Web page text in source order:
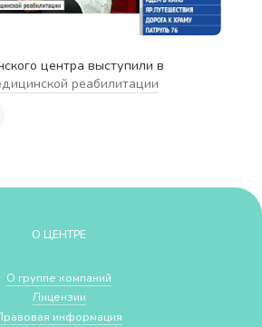
центра выступили в
реабилитации
О ЦЕНТРЕ
О группе компаний
Лицензии
информация